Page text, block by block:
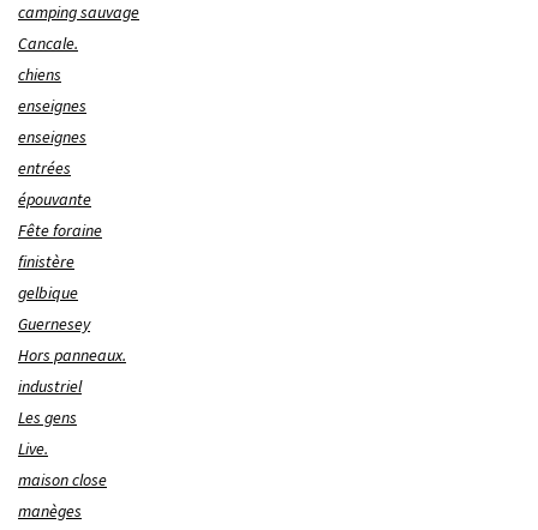
camping sauvage
Cancale.
chiens
enseignes
enseignes
entrées
épouvante
Fête foraine
finistère
gelbique
Guernesey
Hors panneaux.
industriel
Les gens
Live.
maison close
manèges